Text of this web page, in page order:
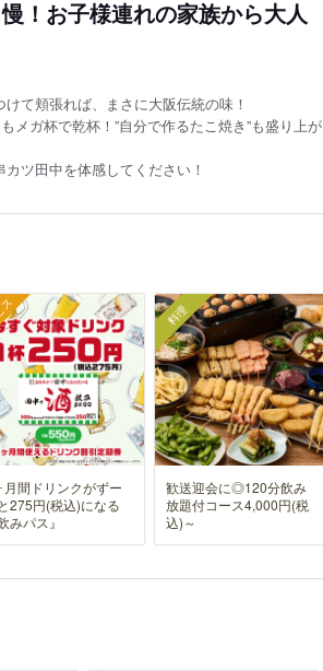
！お子様連れの家族から大人
て頬張れば、まさに大阪伝統の味！
メガ杯で乾杯！”自分で作るたこ焼き”も盛り上が
ツ田中を体感してください！
月間ドリンクがずー
275円(税込)になる
みパス』
料理
歓送迎会に◎120分飲み
放題付コース4,000円(税
込)～